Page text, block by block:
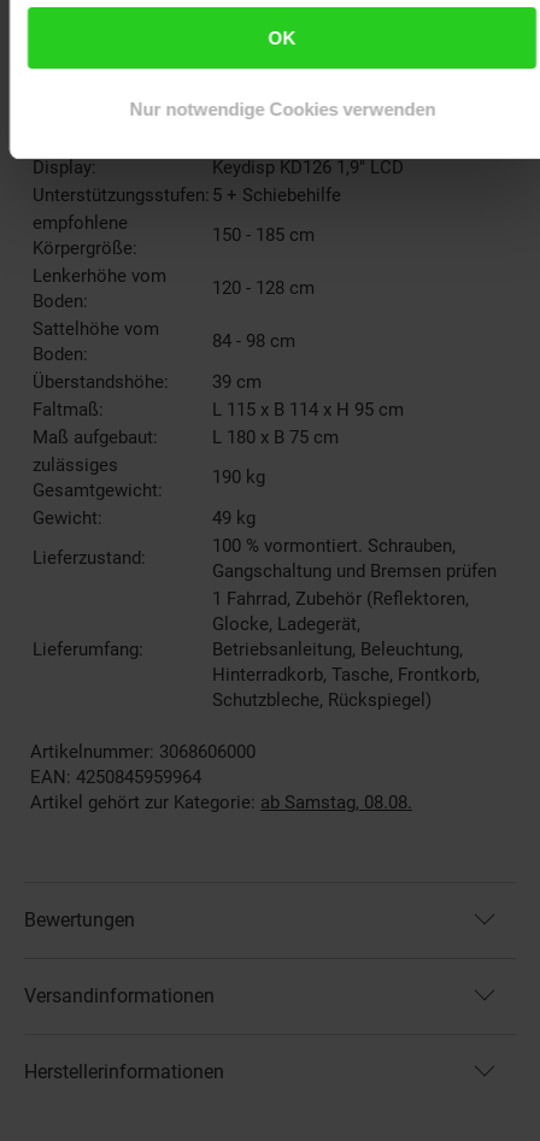
OK
Nur notwendige Cookies verwenden
LN Energy Sitzrohrakku, 36 V, 13,5
Ah, 468 Wh, 2,9 kg
Fahrweise
Display:
Keydisp KD126 1,9" LCD
Unterstützungsstufen: 5 + Schiebehilfe
empfohlene
Körpergröße:
150 - 185 cm
Lenkerhöhe vom
Boden:
120 - 128 cm
Sattelhöhe vom
Boden:
84 - 98 cm
Überstandshöhe:
39 cm
Faltmaß:
L 115 x B 114 x H 95 cm
Maß aufgebaut:
L 180 x B 75 cm
zulässiges
Gesamtgewicht:
190 kg
Gewicht:
49 kg
Lieferzustand:
100 % vormontiert. Schrauben,
Gangschaltung und Bremsen prüfen
Lieferumfang:
1 Fahrrad, Zubehör (Reflektoren,
Glocke, Ladegerät,
Betriebsanleitung, Beleuchtung,
Hinterradkorb, Tasche, Frontkorb,
Schutzbleche, Rückspiegel)
Artikelnummer: 3068606000
EAN: 4250845959964
Artikel gehört zur Kategorie: ab Samstag, 08.08.
Bewertungen
Versandinformationen
Herstellerinformationen